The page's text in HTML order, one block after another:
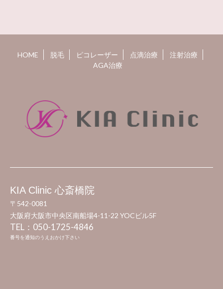
HOME 脱毛 ピコレーザー 点滴治療
注射治療
AGA治療
KIA Clinic 心斎橋院
〒542-0081
大阪府大阪市中央区南船場4-11-22 YOCビル5F
TEL：050-1725-4846
番号を通知のうえおかけ下さい